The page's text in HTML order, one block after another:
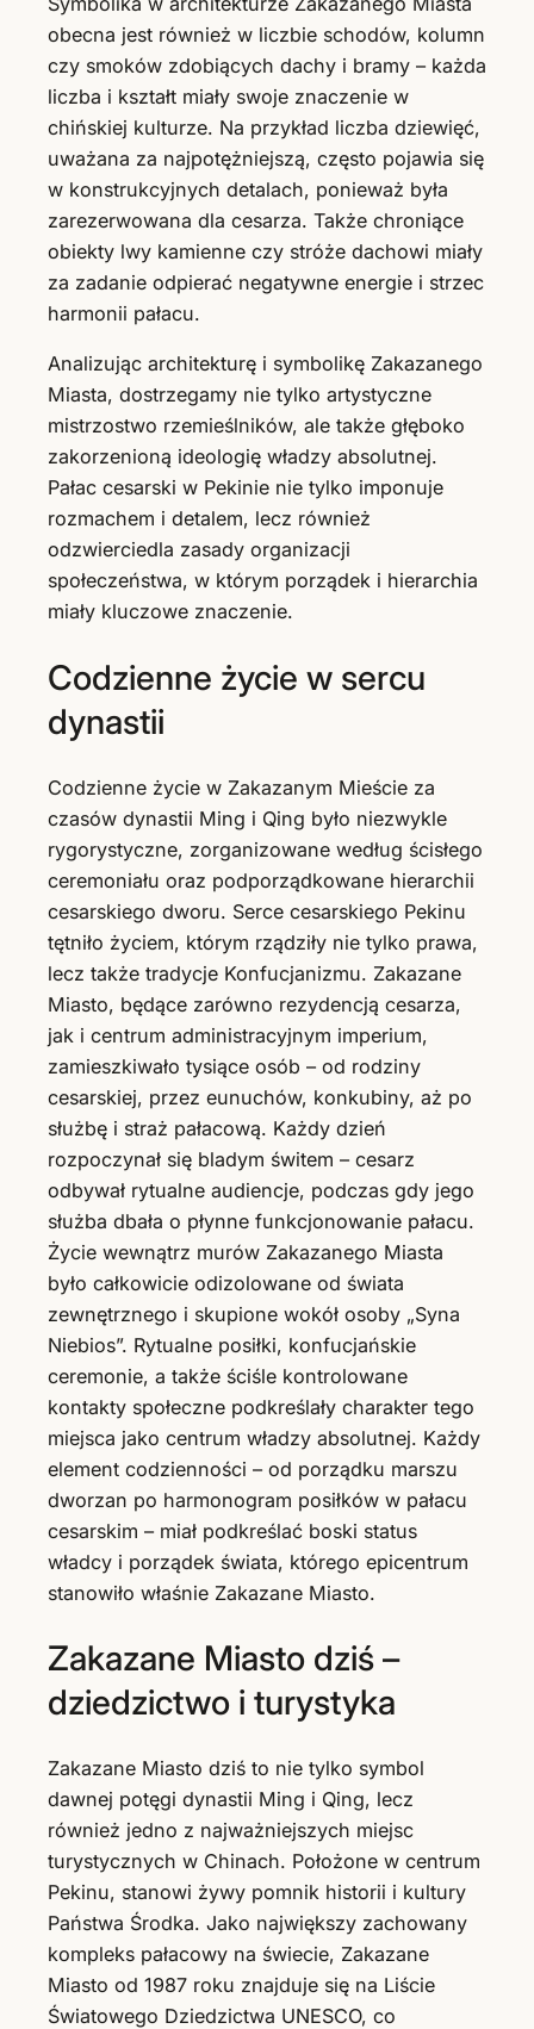
obecna jest również w liczbie schodów, kolumn
czy smoków zdobiących dachy i bramy – każda
liczba i kształt miały swoje znaczenie w
chińskiej kulturze. Na przykład liczba dziewięć,
uważana za najpotężniejszą, często pojawia się
w konstrukcyjnych detalach, ponieważ była
zarezerwowana dla cesarza. Także chroniące
obiekty lwy kamienne czy stróże dachowi miały
za zadanie odpierać negatywne energie i strzec
harmonii pałacu.
Analizując architekturę i symbolikę Zakazanego
Miasta, dostrzegamy nie tylko artystyczne
mistrzostwo rzemieślników, ale także głęboko
zakorzenioną ideologię władzy absolutnej.
Pałac cesarski w Pekinie nie tylko imponuje
rozmachem i detalem, lecz również
odzwierciedla zasady organizacji
społeczeństwa, w którym porządek i hierarchia
miały kluczowe znaczenie.
Codzienne życie w sercu
dynastii
Codzienne życie w Zakazanym Mieście za
czasów dynastii Ming i Qing było niezwykle
rygorystyczne, zorganizowane według ścisłego
ceremoniału oraz podporządkowane hierarchii
cesarskiego dworu. Serce cesarskiego Pekinu
tętniło życiem, którym rządziły nie tylko prawa,
lecz także tradycje Konfucjanizmu. Zakazane
Miasto, będące zarówno rezydencją cesarza,
jak i centrum administracyjnym imperium,
zamieszkiwało tysiące osób – od rodziny
cesarskiej, przez eunuchów, konkubiny, aż po
służbę i straż pałacową. Każdy dzień
rozpoczynał się bladym świtem – cesarz
odbywał rytualne audiencje, podczas gdy jego
służba dbała o płynne funkcjonowanie pałacu.
Życie wewnątrz murów Zakazanego Miasta
było całkowicie odizolowane od świata
zewnętrznego i skupione wokół osoby „Syna
Niebios”. Rytualne posiłki, konfucjańskie
ceremonie, a także ściśle kontrolowane
kontakty społeczne podkreślały charakter tego
miejsca jako centrum władzy absolutnej. Każdy
element codzienności – od porządku marszu
dworzan po harmonogram posiłków w pałacu
cesarskim – miał podkreślać boski status
władcy i porządek świata, którego epicentrum
stanowiło właśnie Zakazane Miasto.
Zakazane Miasto dziś –
dziedzictwo i turystyka
Zakazane Miasto dziś to nie tylko symbol
dawnej potęgi dynastii Ming i Qing, lecz
również jedno z najważniejszych miejsc
turystycznych w Chinach. Położone w centrum
Pekinu, stanowi żywy pomnik historii i kultury
Państwa Środka. Jako największy zachowany
kompleks pałacowy na świecie, Zakazane
Miasto od 1987 roku znajduje się na Liście
Światowego Dziedzictwa UNESCO, co